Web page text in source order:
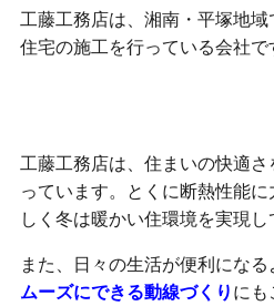
工藤工務店は、湘南・平塚地
住宅の施工を行っている会社で
工藤工務店は、住まいの快適
っています。とくに断熱性能
しく冬は暖かい住環境を実現し
また、日々の生活が便利になる
ムーズにできる動線づくり にも